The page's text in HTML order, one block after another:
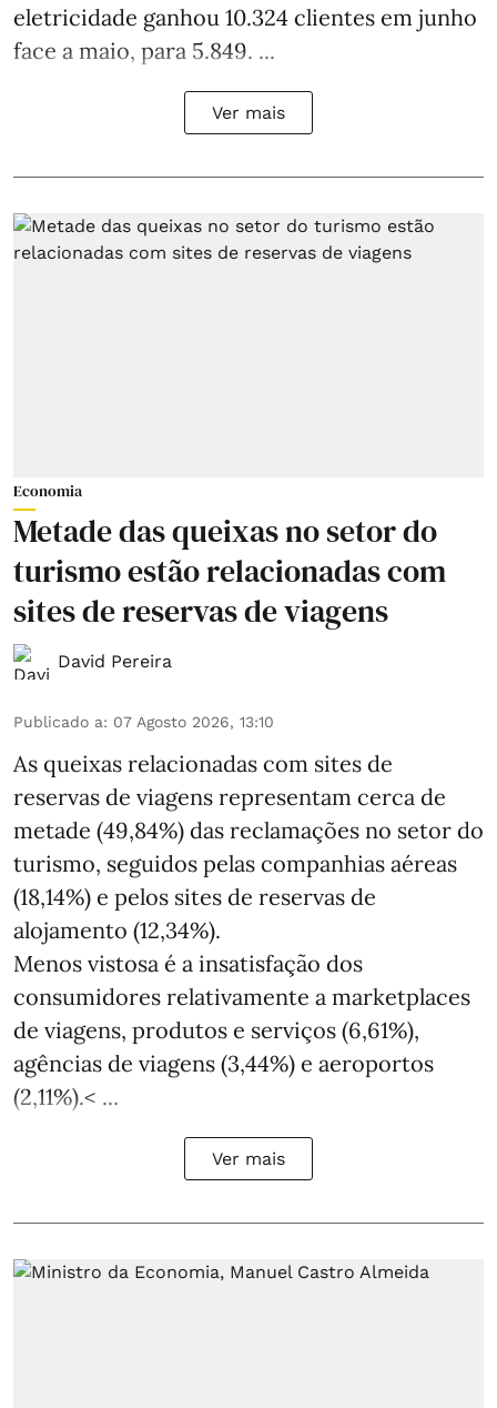
eletricidade ganhou 10.324 clientes em junho
face a maio, para 5.849. ...
Ver mais
Economia
Metade das queixas no setor do
turismo estão relacionadas com
sites de reservas de viagens
David Pereira
Publicado a: 07 Agosto 2026, 13:10
As queixas relacionadas com sites de
reservas de viagens representam cerca de
metade (49,84%) das reclamações no setor do
turismo, seguidos pelas companhias aéreas
(18,14%) e pelos sites de reservas de
alojamento (12,34%).
Menos vistosa é a insatisfação dos
consumidores relativamente a marketplaces
de viagens, produtos e serviços (6,61%),
agências de viagens (3,44%) e aeroportos
(2,11%).< ...
Ver mais